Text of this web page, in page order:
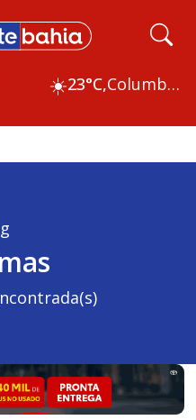
☀️23°C, Columbus